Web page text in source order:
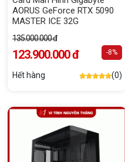
AORUS GeForce RTX 5090
MASTER ICE 32G
135.000.000 đ
123.900.000 đ -8%
Hết hàng (0)